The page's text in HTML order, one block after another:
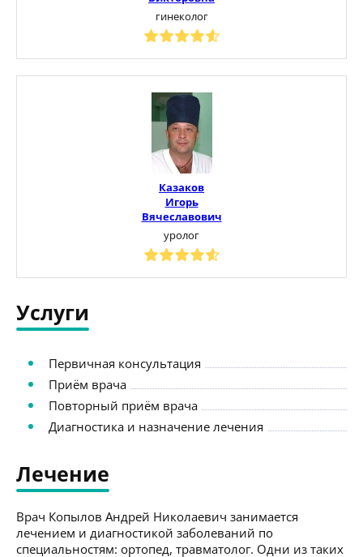
гинеколог
Казаков
Игорь
Вячеславович
уролог
Услуги
Первичная консультация
Приём врача
Повторный приём врача
Диагностика и назначение лечения
Лечение
Врач Копылов Андрей Николаевич занимается
лечением и диагностикой заболеваний по
специальностям: ортопед, травматолог. Одни из таких